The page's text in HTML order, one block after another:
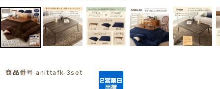
商品番号 anittafk-3set